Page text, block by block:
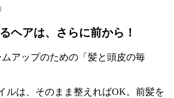
ヘアは、さらに前から！
ルは、そのまま整えればOK。前髪を